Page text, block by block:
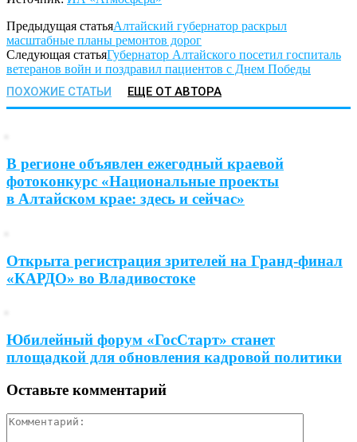
Предыдущая статьяАлтайский губернатор раскрыл
масштабные планы ремонтов дорог
Следующая статьяГубернатор Алтайского посетил госпиталь
ветеранов войн и поздравил пациентов с Днем Победы
ПОХОЖИЕ СТАТЬИ ЕЩЕ ОТ АВТОРА
В регионе объявлен ежегодный краевой
фотоконкурс «Национальные проекты
в Алтайском крае: здесь и сейчас»
Открыта регистрация зрителей на Гранд-финал
«КАРДО» во Владивостоке
Юбилейный форум «ГосСтарт» станет
площадкой для обновления кадровой политики
Оставьте комментарий